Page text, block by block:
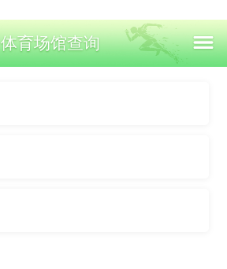
体育场馆查询